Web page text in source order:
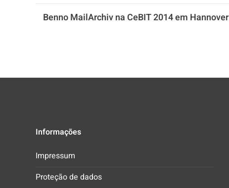
Benno MailArchiv na CeBIT 2014 em Hannover
Informações
Impressum
Proteção de dados